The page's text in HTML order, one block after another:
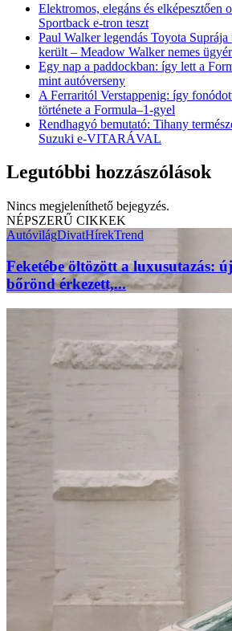
Elektromos, elegáns és elképesztően
Sportback e-tron teszt
Paul Walker legendás Toyota
került – Meadow Walker nemes
Egy nap a paddockban: így lett a
mint autóverseny
A Ferraritól Verstappenig: így
története a Formula–1-gyel
Rendhagyó bemutató: Tihany
Suzuki e-VITARÁVAL
Legutóbbi hozzászólások
Nincs megjeleníthető bejegyzés.
NÉPSZERŰ CIKKEK
AutóvilágDivatHírekTrend
Feketébe öltözött a luxusutazás:
bőrönd érkezett,...